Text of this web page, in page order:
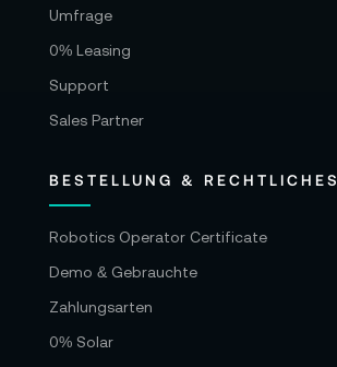
Umfrage
0% Leasing
Support
Sales Partner
BESTELLUNG & RECHTLICHES
Robotics Operator Certificate
Demo & Gebrauchte
Zahlungsarten
0% Solar